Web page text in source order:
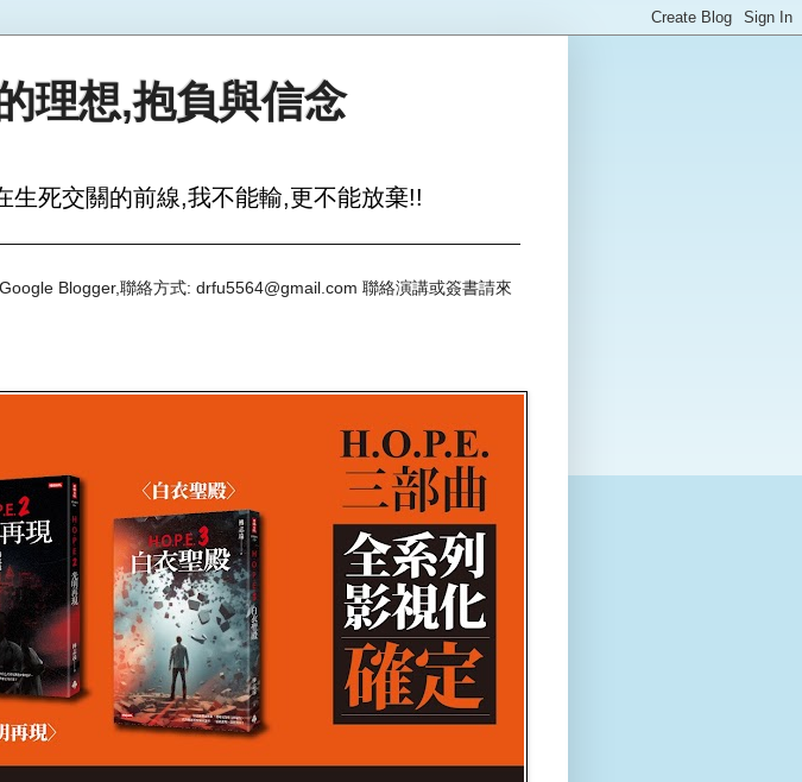
理想,抱負與信念
死交關的前線,我不能輸,更不能放棄!!
Blogger,聯絡方式: drfu5564@gmail.com 聯絡演講或簽書請來